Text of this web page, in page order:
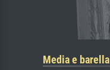
Media e barella